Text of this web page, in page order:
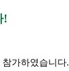
!
참가하였습니다.